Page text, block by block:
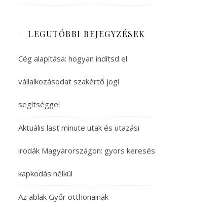
LEGUTÓBBI BEJEGYZÉSEK
Cég alapítása: hogyan indítsd el
vállalkozásodat szakértő jogi
segítséggel
Aktuális last minute utak és utazási
irodák Magyarországon: gyors keresés
kapkodás nélkül
Az ablak Győr otthonainak